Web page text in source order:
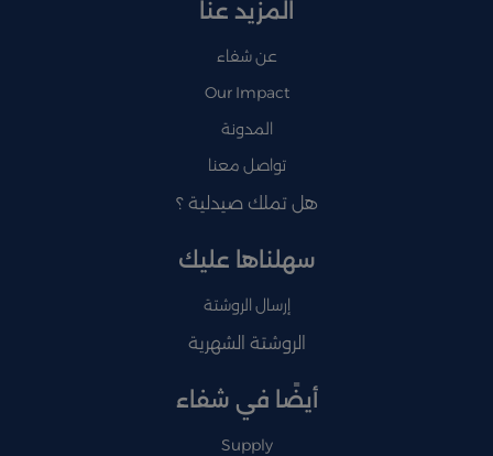
المزيد عنا
عن شفاء
Our Impact
المدونة
تواصل معنا
هل تملك صيدلية ؟
سهلناها عليك
إرسال الروشتة
الروشتة الشهرية
أيضًا في شفاء
Supply